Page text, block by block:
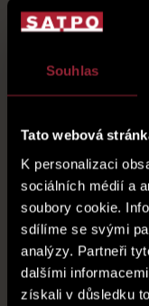
Souhlas
Tato webová
K personalizaci
sociálních médií a
soubory cookie.
sdílíme se svými
analýzy. Partneři
dalšími
získali v důsledku
SATPO
kam patří akvizice,
správa majetku a
management.
Společnost vytváří
prostředí, nabízí
odborných školení.
aktivity a organizuje
budování pozitivních